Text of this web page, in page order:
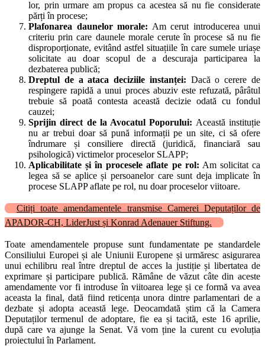
lor, prin urmare am propus ca acestea să nu fie considerate
părți în procese;
Plafonarea daunelor morale: Am cerut introducerea unui
criteriu prin care daunele morale cerute în procese să nu fie
disproporționate, evitând astfel situațiile în care sumele uriașe
solicitate au doar scopul de a descuraja participarea la
dezbaterea publică;
Dreptul de a ataca deciziile instanței: Dacă o cerere de
respingere rapidă a unui proces abuziv este refuzată, pârâtul
trebuie să poată contesta această decizie odată cu fondul
cauzei;
Sprijin direct de la Avocatul Poporului: Această instituție
nu ar trebui doar să pună informații pe un site, ci să ofere
îndrumare și consiliere directă (juridică, financiară sau
psihologică) victimelor proceselor SLAPP;
Aplicabilitate și în procesele aflate pe rol: Am solicitat ca
legea să se aplice și persoanelor care sunt deja implicate în
procese SLAPP aflate pe rol, nu doar proceselor viitoare.
Citiți toate amendamentele transmise Camerei Deputaților de
APADOR-CH, LiderJust și Konrad Adenauer Stiftung.
Toate amendamentele propuse sunt fundamentate pe standardele
Consiliului Europei și ale Uniunii Europene și urmăresc asigurarea
unui echilibru real între dreptul de acces la justiție și libertatea de
exprimare și participare publică. Rămâne de văzut câte din aceste
amendamente vor fi introduse în viitoarea lege și ce formă va avea
aceasta la final, dată fiind reticența unora dintre parlamentari de a
dezbate și adopta această lege. Deocamdată știm că la Camera
Deputaților termenul de adoptare, fie ea și tacită, este 16 aprilie,
după care va ajunge la Senat. Vă vom ține la curent cu evoluția
proiectului în Parlament.